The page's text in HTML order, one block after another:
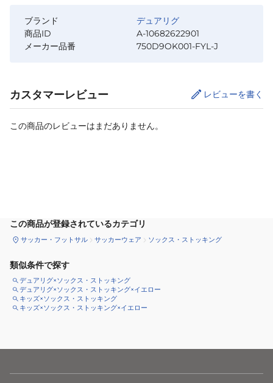
ブランド
デュアリグ
商品ID
A-10682622901
メーカー品番
750D9OK001-FYL-J
カスタマーレビュー レビューを書く
この商品のレビューはまだありません。
この商品が登録されているカテゴリ
サッカー・フットサル サッカーウェア ソックス・ストッキング
類似条件で探す
デュアリグ×ソックス・ストッキング
デュアリグ×ソックス・ストッキング×イエロー
キッズ×ソックス・ストッキング
キッズ×ソックス・ストッキング×イエロー